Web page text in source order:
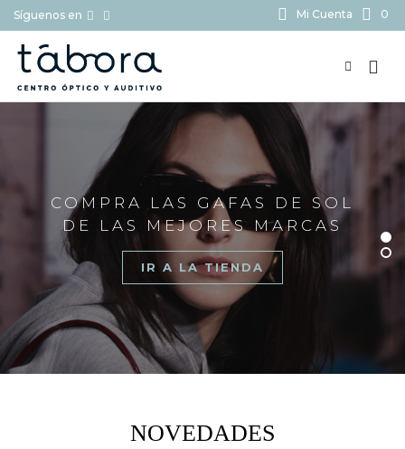
Síguenos en Mi Cuenta 0
COMPRA LAS GAFAS DE SOL
DE LAS MEJORES MARCAS
IR A LA TIENDA
NOVEDADES